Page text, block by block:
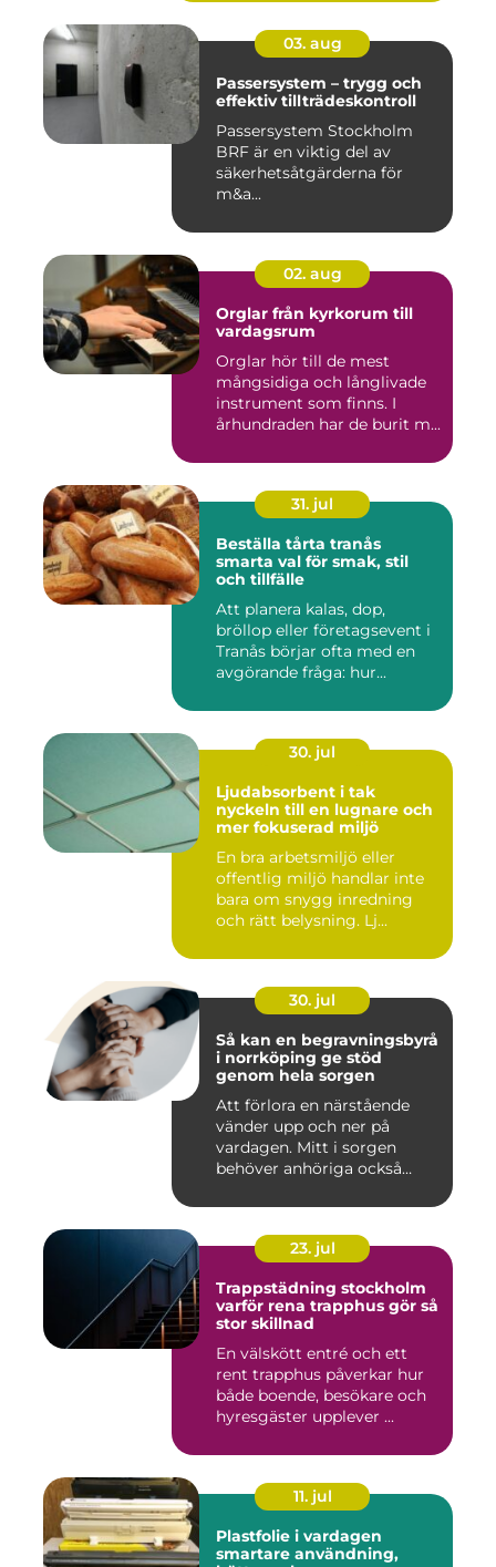
03. aug
Passersystem – trygg och
effektiv tillträdeskontroll
Passersystem Stockholm
BRF är en viktig del av
säkerhetsåtgärderna för
m&a...
02. aug
Orglar från kyrkorum till
vardagsrum
Orglar hör till de mest
mångsidiga och långlivade
instrument som finns. I
århundraden har de burit m...
31. jul
Beställa tårta tranås
smarta val för smak, stil
och tillfälle
Att planera kalas, dop,
bröllop eller företagsevent i
Tranås börjar ofta med en
avgörande fråga: hur...
30. jul
Ljudabsorbent i tak
nyckeln till en lugnare och
mer fokuserad miljö
En bra arbetsmiljö eller
offentlig miljö handlar inte
bara om snygg inredning
och rätt belysning. Lj...
30. jul
Så kan en begravningsbyrå
i norrköping ge stöd
genom hela sorgen
Att förlora en närstående
vänder upp och ner på
vardagen. Mitt i sorgen
behöver anhöriga också
23. jul
Trappstädning stockholm
varför rena trapphus gör så
stor skillnad
En välskött entré och ett
rent trapphus påverkar hur
både boende, besökare och
hyresgäster upplever ...
11. jul
Plastfolie i vardagen
smartare användning,